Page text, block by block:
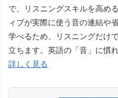
で、リスニングスキルを高め
ィブが実際に使う音の連結や
学べるため、リスニングだけ
立ちます。英語の「音」に慣
詳しく見る